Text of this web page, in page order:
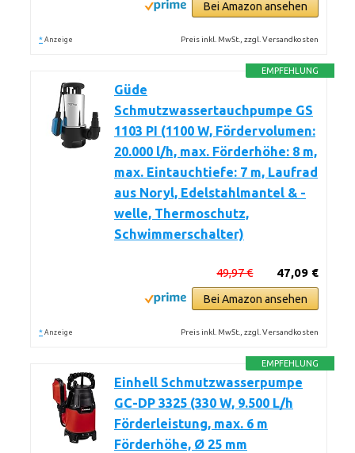
Bei Amazon ansehen
* Anzeige Preis inkl. MwSt., zzgl. Versandkosten
EMPFEHLUNG
Güde
Schmutzwassertauchpumpe GS
1103 PI (1100 W, Fördervolumen:
20.000 l/h, max. Förderhöhe: 8 m,
max. Eintauchtiefe: 7 m, Laufrad
aus Noryl, Edelstahlmantel & -
welle, Thermoschutz,
Schwimmerschalter)
47,09 €
49,97 €
Bei Amazon ansehen
* Anzeige Preis inkl. MwSt., zzgl. Versandkosten
EMPFEHLUNG
Einhell Schmutzwasserpumpe
GC-DP 3325 (330 W, 9.500 L/h
Förderleistung, max. 6 m
Förderhöhe, Ø 25 mm